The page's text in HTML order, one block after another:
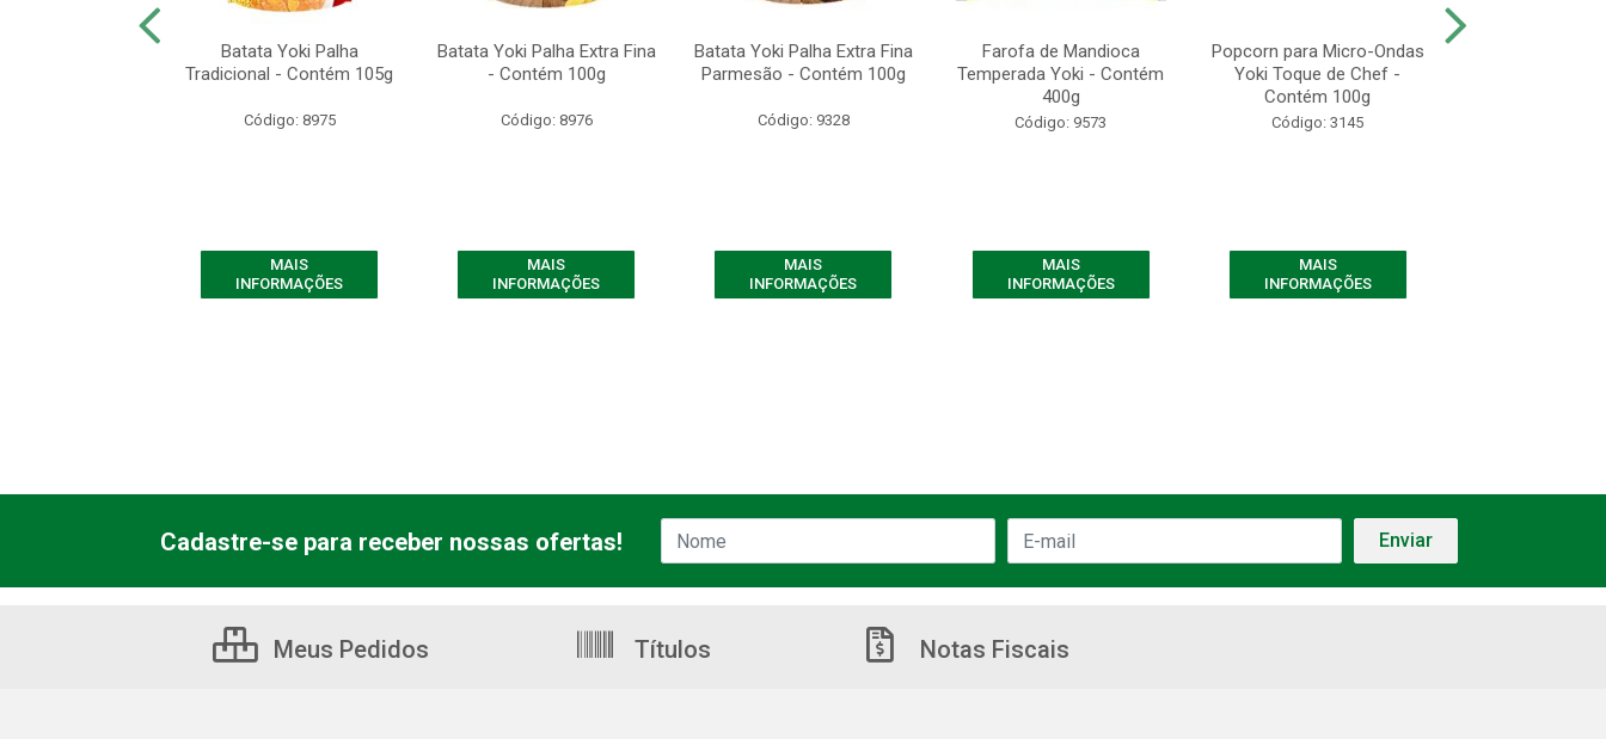
Batata Yoki Palha
Tradicional - Contém 105g
Código: 8975
MAIS
INFORMAÇÕES
Batata Yoki Palha Extra Fina
- Contém 100g
Código: 8976
MAIS
INFORMAÇÕES
Batata Yoki Palha Extra Fina
Parmesão - Contém 100g
Código: 9328
MAIS
INFORMAÇÕES
Farofa de Mandioca
Temperada Yoki - Contém
400g
Código: 9573
MAIS
INFORMAÇÕES
Popcorn para Micro-Ondas
Yoki Toque de Chef -
Contém 100g
Código: 3145
MAIS
INFORMAÇÕES
Cadastre-se para receber nossas ofertas!
Meus Pedidos Títulos Notas Fiscais